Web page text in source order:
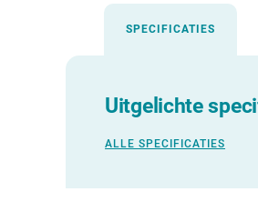
SPECIFICATIES
Uitgelichte
ALLE SPECIFICATIES